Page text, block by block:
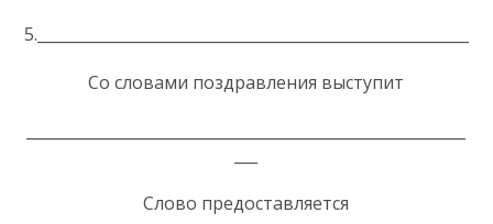
5.________________________________________________________
Со словами поздравления выступит
Слово предоставляется